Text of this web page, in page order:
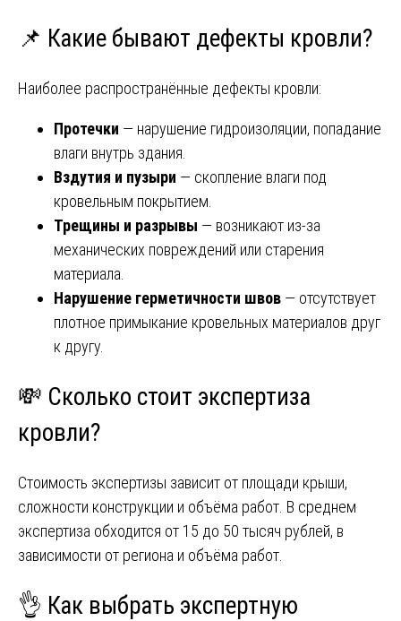
📌 Какие бывают дефекты кровли?
Наиболее распространённые дефекты кровли:
Протечки — нарушение гидроизоляции, попадание
влаги внутрь здания.
Вздутия и пузыри — скопление влаги под
кровельным покрытием.
Трещины и разрывы — возникают из-за
механических повреждений или старения
материала.
Нарушение герметичности швов — отсутствует
плотное примыкание кровельных материалов друг
к другу.
💸 Сколько стоит экспертиза
кровли?
Стоимость экспертизы зависит от площади крыши,
сложности конструкции и объёма работ. В среднем
экспертиза обходится от 15 до 50 тысяч рублей, в
зависимости от региона и объёма работ.
👌 Как выбрать экспертную